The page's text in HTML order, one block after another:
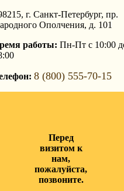
г. Санкт-Петербург, пр.
Ополчения, д. 101
работы: Пн-Пт с 10:00
8 (800) 555-70-15
Перед
визитом к
нам,
пожалуйста,
позвоните.